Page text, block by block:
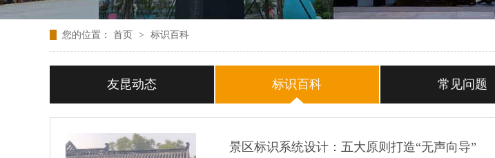
您的位置： 首页 > 标识百科
友昆动态 标识百科 常见问题
景区标识系统设计：五大原则打造“无声向导”